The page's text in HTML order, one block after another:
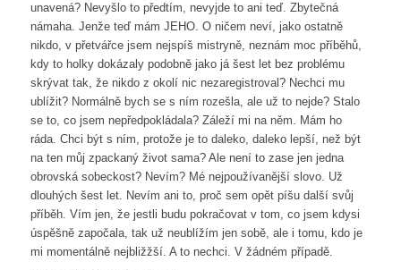
unavená? Nevyšlo to předtím, nevyjde to ani teď. Zbytečná
námaha. Jenže teď mám JEHO. O ničem neví, jako ostatně
nikdo, v přetvářce jsem nejspíš mistryně, neznám moc příběhů,
kdy to holky dokázaly podobně jako já šest let bez problému
skrývat tak, že nikdo z okolí nic nezaregistroval? Nechci mu
ublížit? Normálně bych se s ním rozešla, ale už to nejde? Stalo
se to, co jsem nepředpokládala? Záleží mi na něm. Mám ho
ráda. Chci být s ním, protože je to daleko, daleko lepší, než být
na ten můj zpackaný život sama? Ale není to zase jen jedna
obrovská sobeckost? Nevím? Mé nejpoužívanější slovo. Už
dlouhých šest let. Nevím ani to, proč sem opět píšu další svůj
příběh. Vím jen, že jestli budu pokračovat v tom, co jsem kdysi
úspěšně započala, tak už neublížím jen sobě, ale i tomu, kdo je
mi momentálně nejbližžší. A to nechci. V žádném případě.